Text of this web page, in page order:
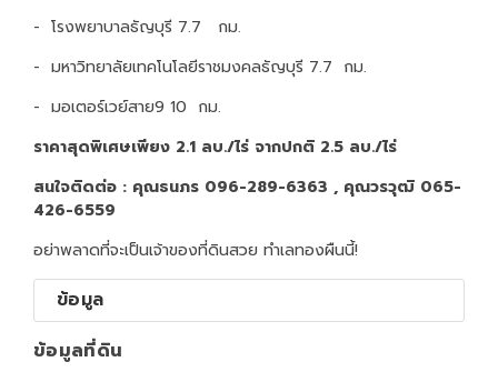
- โรงพยาบาลธัญบุรี 7.7 กม.
- มหาวิทยาลัยเทคโนโลยีราชมงคลธัญบุรี 7.7 กม.
- มอเตอร์เวย์สาย9 10 กม.
ราคาสุดพิเศษเพียง 2.1 ลบ./ไร่ จากปกติ 2.5 ลบ./ไร่
สนใจติดต่อ : คุณธนภร 096-289-6363 , คุณวรวุฒิ 065-
426-6559
อย่าพลาดที่จะเป็นเจ้าของที่ดินสวย ทำเลทองผืนนี้!
ข้อมูล
ข้อมูลที่ดิน